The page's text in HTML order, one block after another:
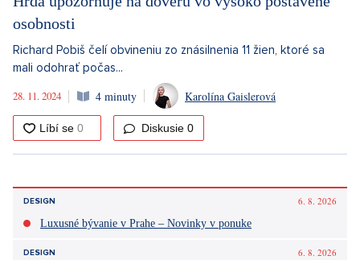
osobnosti
Richard Pobiš čelí obvineniu zo znásilnenia 11 žien, ktoré sa
mali odohrať počas...
28. 11. 2024
4 minuty Karolína Gaislerová
Diskusie 0
DESIGN
6. 8. 2026
Luxusné bývanie v Prahe – Novinky v ponuke
DESIGN
6. 8. 2026